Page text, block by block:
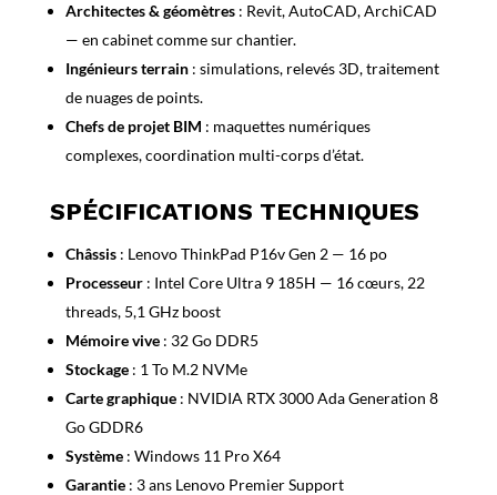
Architectes & géomètres: Revit, AutoCAD, ArchiCAD
— en cabinet comme sur chantier.
Ingénieurs terrain: simulations, relevés 3D, traitement
de nuages de points.
Chefs de projet BIM : maquettes numériques
complexes, coordination multi-corps d’état.
SPÉCIFICATIONS TECHNIQUES
Châssis: Lenovo ThinkPad P16v Gen 2 — 16 po
Processeur: Intel Core Ultra 9 185H — 16 cœurs, 22
threads, 5,1 GHz boost
Mémoire vive: 32 Go DDR5
Stockage: 1 To M.2 NVMe
Carte graphique: NVIDIA RTX 3000 Ada Generation 8
Go GDDR6
Système: Windows 11 Pro X64
Garantie: 3 ans Lenovo Premier Support